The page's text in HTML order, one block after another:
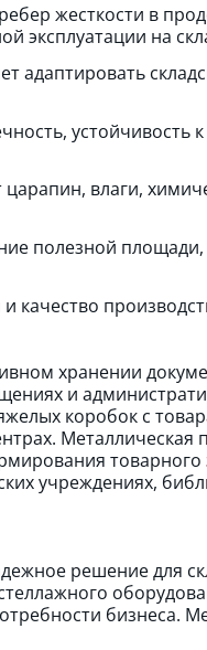
жесткости в
эксплуатации на
адаптировать
устойчивость
влаги,
полезной площади,
качество
хранении
и
коробок с
Металлическая
товарного
учреждениях,
решение для
бизнеса.